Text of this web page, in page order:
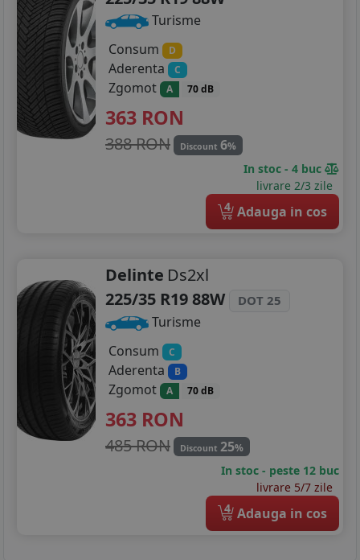
Turisme
Consum
D
Aderenta C
Zgomot A 70 dB
363 RON
388 RON Discount 6%
In stoc - 4 buc
livrare 2/3 zile
4 Adauga in cos
Delinte Ds2xl
225/35 R19 88W
DOT 25
Turisme
Consum
C
Aderenta B
Zgomot A 70 dB
363 RON
485 RON Discount 25%
In stoc - peste 12 buc
livrare 5/7 zile
4 Adauga in cos